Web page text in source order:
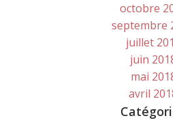
octobre
septembre
juillet
juin
mai
avril